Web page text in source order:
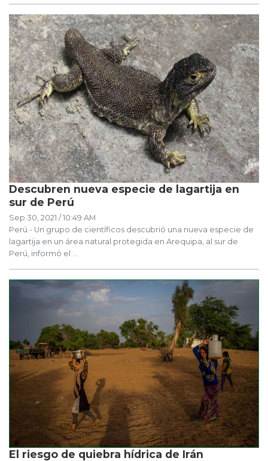
Descubren nueva especie de lagartija en
sur de Perú
Sep 30, 2021 / 10:49 AM
Perú.- Un grupo de científicos descubrió una nueva especie de
lagartija en un área natural protegida en Arequipa, al sur de
Perú, informó el ...
El riesgo de quiebra hídrica de Irán